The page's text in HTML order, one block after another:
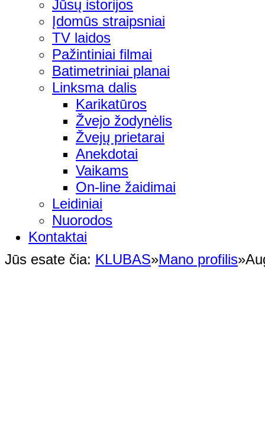
Jūsų istorijos
Įdomūs straipsniai
TV laidos
Pažintiniai filmai
Batimetriniai planai
Linksma dalis
Karikatūros
Žvejo žodynėlis
Žvejų prietarai
Anekdotai
Vaikams
On-line žaidimai
Leidiniai
Nuorodos
Kontaktai
Jūs esate čia: KLUBAS»Mano profilis»